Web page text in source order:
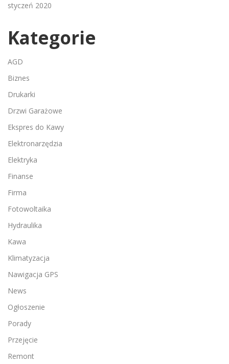
styczeń 2020
Kategorie
AGD
Biznes
Drukarki
Drzwi Garażowe
Ekspres do Kawy
Elektronarzędzia
Elektryka
Finanse
Firma
Fotowoltaika
Hydraulika
Kawa
Klimatyzacja
Nawigacja GPS
News
Ogłoszenie
Porady
Przejęcie
Remont